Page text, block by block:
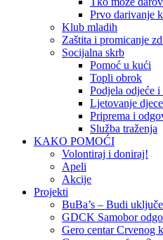
Prvo darivanje
Klub mladih
Zaštita i promicanje
Socijalna skrb
Pomoć u kući
Topli obrok
Podjela odjeće i
Ljetovanje djece
Priprema i
Služba traženja
KAKO POMOĆI
Volontiraj i doniraj!
Apeli
Akcije
Projekti
BuBa’s – Budi
GDCK Samobor
Gero centar Crvenog